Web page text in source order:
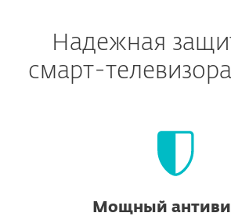
Надежная
смарт-
Мощный